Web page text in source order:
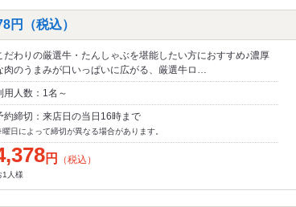
円（税込）
だわりの厳選牛・たんしゃぶを堪能したい方におすすめ♪濃厚
肉のうまみが口いっぱいに広がる、厳選牛ロ…
用人数：1名～
約締切：来店日の当日16時まで
日によって締切が異なる場合があります。
円 （税込）
1人様